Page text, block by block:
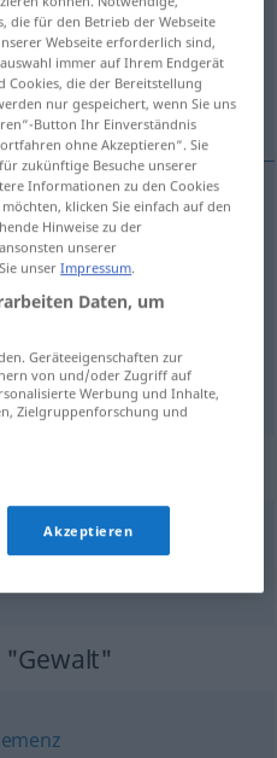
anklicken/antippen)
unrechtmäßige
"Gewalt"
die für den Betrieb der Webseite
Webseite erforderlich sind,
immer auf Ihrem Endgerät
Cookies, die der Bereitstellung
nur gespeichert, wenn Sie uns
Button Ihr Einverständnis
ohne Akzeptieren“. Sie
zukünftige Besuche unserer
Informationen zu den Cookies
klicken Sie einfach auf den
Hinweise zu der
unserer
unserImpressum.
Daten, um
Geräteeigenschaften zur
von und/oder Zugriff auf
Werbung und Inhalte,
Zielgruppenforschung und
Akzeptieren